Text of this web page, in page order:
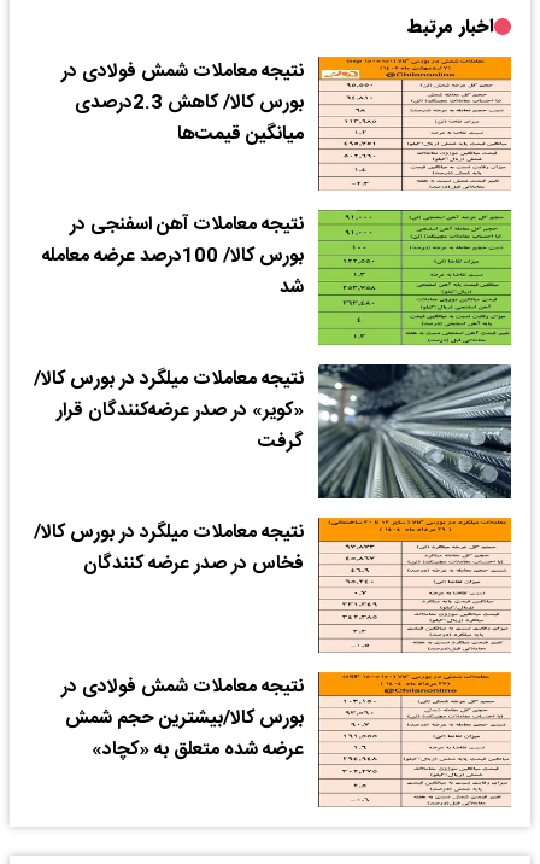
اخبار مرتبط
نتیجه معاملات شمش فولادی در
بورس کالا/ کاهش 2.3درصدی
میانگین قیمت‌ها
نتیجه معاملات آهن اسفنجی در
بورس کالا/ 100درصد عرضه معامله
شد
نتیجه معاملات میلگرد در بورس کالا/
«کویر» در صدر عرضه‌کنندگان قرار
گرفت
نتیجه معاملات میلگرد در بورس کالا/
فخاس در صدر عرضه کنندگان
نتیجه معاملات شمش فولادی در
بورس کالا/بیشترین حجم شمش
عرضه شده متعلق به «کچاد»